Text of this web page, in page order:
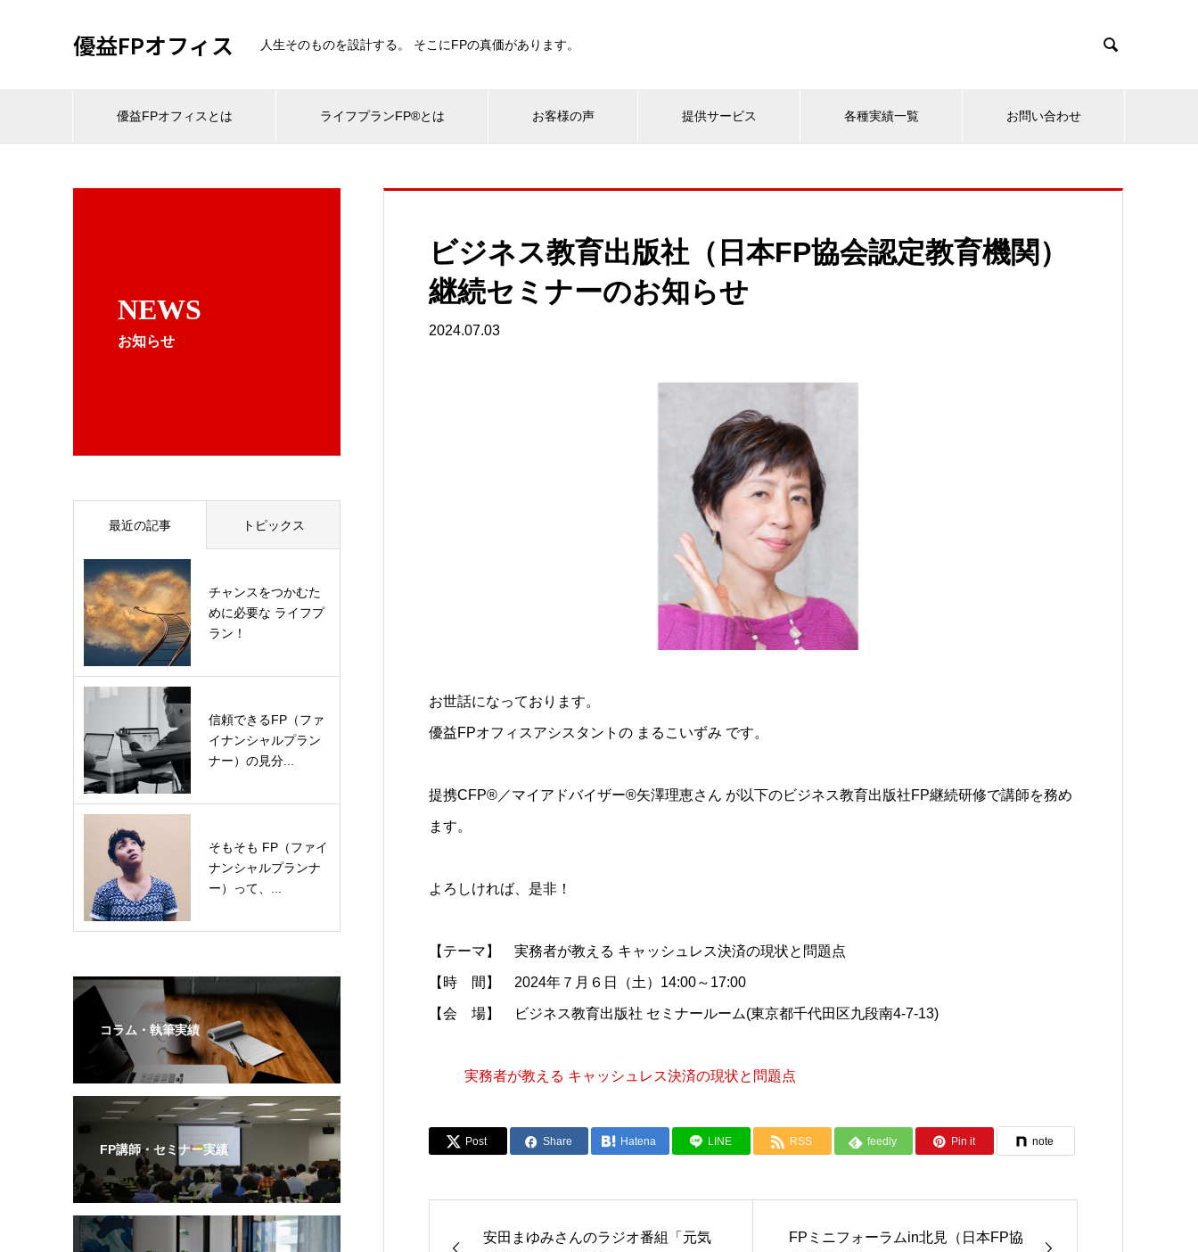
優益FPオフィス 人生そのものを設計する。 そこにFPの真価があります。 
優益FPオフィスとは ライフプランFP®とは お客様の声 提供サービス 各種実績一覧 お問い合わせ
NEWS
お知らせ
ビジネス教育出版社（日本FP協会認定教育機関）
継続セミナーのお知らせ
2024.07.03
お世話になっております。
優益FPオフィスアシスタントの まるこいずみ です。
提携CFP®／マイアドバイザー®矢澤理恵さん が以下のビジネス教育出版社FP継続研修で講師を務め
ます。
よろしければ、是非！
【テーマ】 実務者が教える キャッシュレス決済の現状と問題点
【時 間】 2024年７月６日（土）14:00～17:00
【会 場】 ビジネス教育出版社 セミナールーム(東京都千代田区九段南4-7-13)
実務者が教える キャッシュレス決済の現状と問題点
Post Share Hatena LINE RSS feedly Pin it note
安田まゆみさんのラジオ番組「元気
FPミニフォーラムin北見（日本FP協
最近の記事 トピックス
チャンスをつかむた
めに必要な ライフプ
ラン！
信頼できるFP（ファ
イナンシャルプラン
ナー）の見分...
そもそも FP（ファイ
ナンシャルプランナ
ー）って、...
コラム・執筆実績
FP講師・セミナー実績